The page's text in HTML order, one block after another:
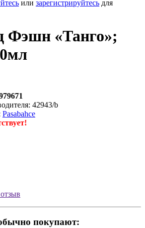
или зарегистрируйтесь для
Фэшн «Танго»;
42943/b
Pasabahce
покупают: